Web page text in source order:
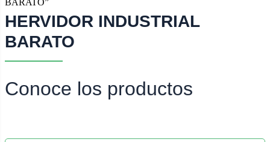
HERVIDOR INDUSTRIAL
BARATO
Conoce los productos